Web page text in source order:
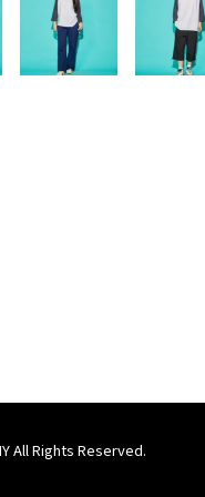
All Rights Reserved.